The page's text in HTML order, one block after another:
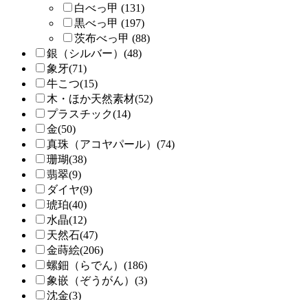
白べっ甲 (131)
黒べっ甲 (197)
茨布べっ甲 (88)
銀（シルバー）(48)
象牙(71)
牛こつ(15)
木・ほか天然素材(52)
プラスチック(14)
金(50)
真珠（アコヤパール）(74)
珊瑚(38)
翡翠(9)
ダイヤ(9)
琥珀(40)
水晶(12)
天然石(47)
金蒔絵(206)
螺鈿（らでん）(186)
象嵌（ぞうがん）(3)
沈金(3)